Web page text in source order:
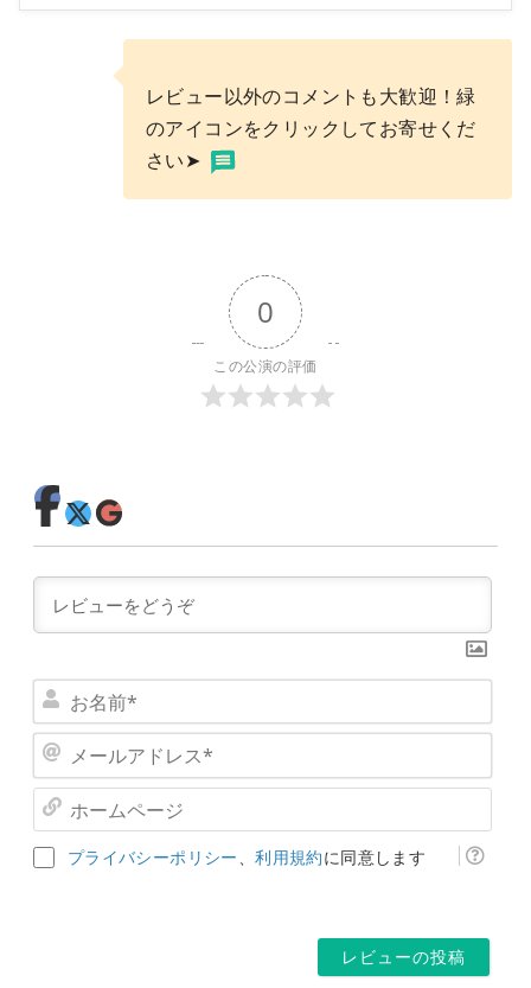
レビュー以外のコメントも大歓迎！緑
のアイコンをクリックしてお寄せくだ
さい➤
0
この公演の評価
名
*ー
ア
ー
プライバシーポリシー、利用規約に同意します